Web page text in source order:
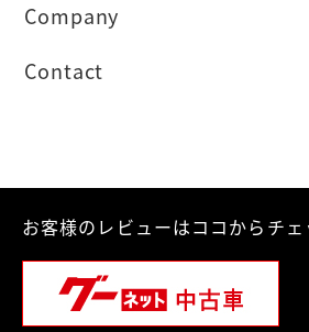
Company
Contact
お客様のレビューはココからチ